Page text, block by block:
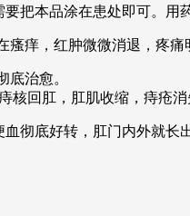
把本品涂在患处即可。用
痒，红肿微微消退，疼痛
治愈。
核回肛，肛肌收缩，痔疮
彻底好转，肛门内外就长